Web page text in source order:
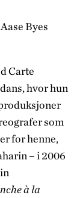
Byes
Carte
hvor hun
som
for henne,
– i 2006
à la